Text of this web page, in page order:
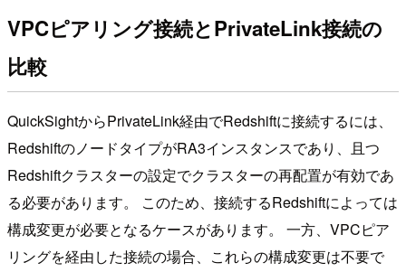
VPCピアリング接続とPrivateLink接続の
比較
QuickSightからPrivateLink経由でRedshiftに接続するには、
RedshiftのノードタイプがRA3インスタンスであり、且つ
Redshiftクラスターの設定でクラスターの再配置が有効であ
る必要があります。 このため、接続するRedshiftによっては
構成変更が必要となるケースがあります。 一方、VPCピア
リングを経由した接続の場合、これらの構成変更は不要で